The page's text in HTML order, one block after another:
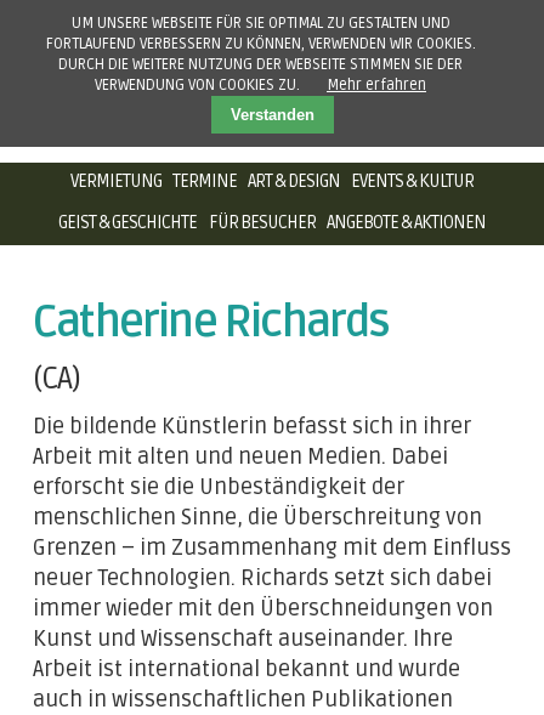
NAVIGATION
VERMIETUNG TERMINE ART & DESIGN
EVENTS & KULTUR
GEIST & GESCHICHTE
FÜR BESUCHER ANGEBOTE & AKTIONEN
Catherine Richards
(CA)
Die bildende Künstlerin befasst sich in ihrer
Arbeit mit alten und neuen Medien. Dabei
erforscht sie die Unbeständigkeit der
menschlichen Sinne, die Überschreitung von
Grenzen – im Zusammenhang mit dem Einfluss
neuer Technologien. Richards setzt sich dabei
immer wieder mit den Überschneidungen von
Kunst und Wissenschaft auseinander. Ihre
Arbeit ist international bekannt und wurde
auch in wissenschaftlichen Publikationen
UM UNSERE WEBSEITE FÜR SIE OPTIMAL ZU GESTALTEN UND
FORTLAUFEND VERBESSERN ZU KÖNNEN, VERWENDEN WIR COOKIES.
DURCH DIE WEITERE NUTZUNG DER WEBSEITE STIMMEN SIE DER
VERWENDUNG VON COOKIES ZU.
Mehr erfahren
Verstanden